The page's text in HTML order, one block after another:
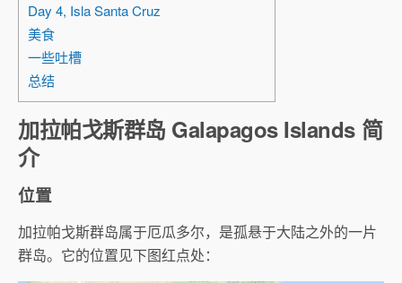
Day 4, Isla Santa Cruz
美食
一些吐槽
总结
加拉帕戈斯群岛 Galapagos Islands 简
介
位置
加拉帕戈斯群岛属于厄瓜多尔，是孤悬于大陆之外的一片
群岛。它的位置见下图红点处：